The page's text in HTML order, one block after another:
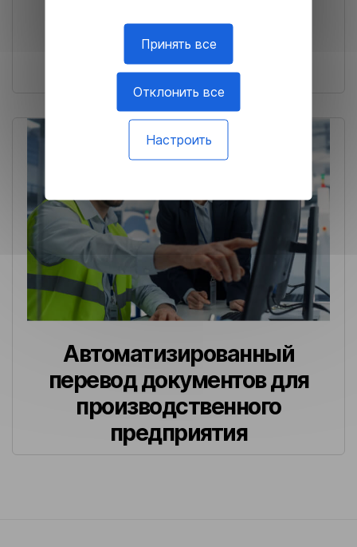
Принять все
Отклонить все
Настроить
Датский университет:
безопасный перевод
документов
Автоматизированный
перевод документов для
производственного
предприятия